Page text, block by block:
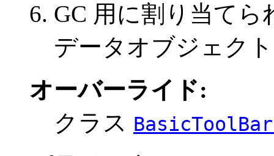
GC 用に割り当て
データオブジェク
オーバーライド:
クラス